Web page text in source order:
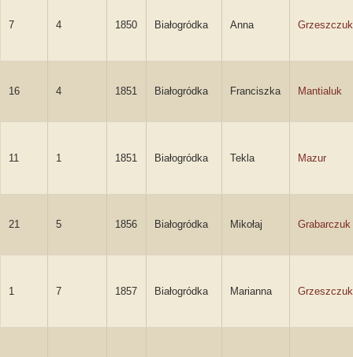
7 4 1850 Białogródka Anna Grzeszczuk
16 4 1851 Białogródka Franciszka Mantialuk
11 1 1851 Białogródka Tekla Mazur
21 5 1856 Białogródka Mikołaj Grabarczuk
1 7 1857 Białogródka Marianna Grzeszczuk